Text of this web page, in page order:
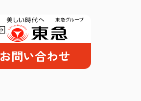
お問い合わせ